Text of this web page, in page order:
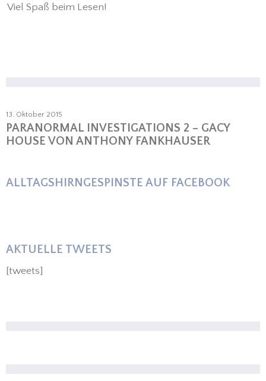
Viel Spaß beim Lesen!
13. Oktober 2015
PARANORMAL INVESTIGATIONS 2 – GACY
HOUSE VON ANTHONY FANKHAUSER
ALLTAGSHIRNGESPINSTE AUF FACEBOOK
AKTUELLE TWEETS
[tweets]